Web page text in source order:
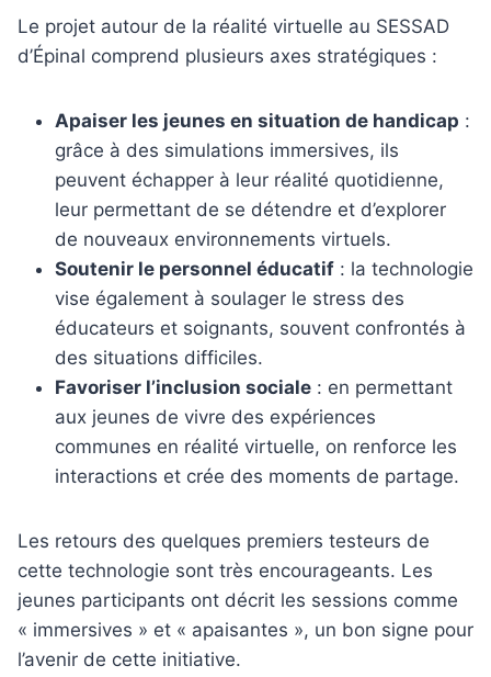
Le projet autour de la réalité virtuelle au SESSAD
d’Épinal comprend plusieurs axes stratégiques :
Apaiser les jeunes en situation de handicap :
grâce à des simulations immersives, ils
peuvent échapper à leur réalité quotidienne,
leur permettant de se détendre et d’explorer
de nouveaux environnements virtuels.
Soutenir le personnel éducatif : la technologie
vise également à soulager le stress des
éducateurs et soignants, souvent confrontés à
des situations difficiles.
Favoriser l’inclusion sociale : en permettant
aux jeunes de vivre des expériences
communes en réalité virtuelle, on renforce les
interactions et crée des moments de partage.
Les retours des quelques premiers testeurs de
cette technologie sont très encourageants. Les
jeunes participants ont décrit les sessions comme
« immersives » et « apaisantes », un bon signe pour
l’avenir de cette initiative.